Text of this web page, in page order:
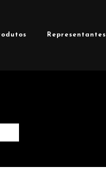
Representantes